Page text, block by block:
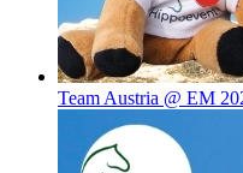
Team Austria @ EM